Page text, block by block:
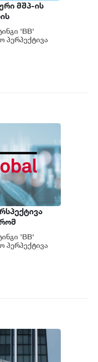
მშპ-ის
8.3%
ერთ-
'BB'
პერპექტივა
ტენდენცია
'BB'
პერპექტივა